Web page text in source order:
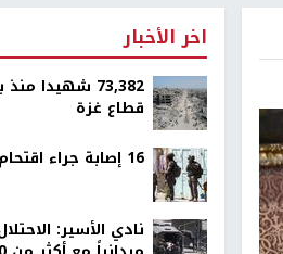
اخر الأخبار
73,382 شهيدا
قطاع غزة
16 إصابة جراء اقتحام الاحتلال مخيم قلنديا
نادي الأسير: